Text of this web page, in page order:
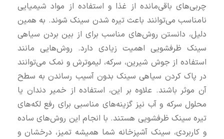
چربی‌های باقی‌مانده از غذا و استفاده از مواد شیمیایی
نامناسب می‌توانند باعث تیره شدن سینک شوند. به همین
دلیل، دانستن روش‌های مناسب برای از بین بردن سیاهی
سینک ظرفشویی اهمیت زیادی دارد. روش‌هایی مانند
استفاده از جوش شیرین، سرکه، لیموترش و نمک می‌توانند
در پاک کردن سیاهی سینک بدون آسیب رساندن به سطح
آن موثر باشند. علاوه بر این، استفاده از خمیر دندان یا
محلول سرکه و آب نیز گزینه‌های مناسبی برای رفع لکه‌های
تیره سینک ظرفشویی هستند. با انجام این روش‌های ساده
و کاربردی، سینک آشپزخانه شما همیشه تمیز، درخشان و